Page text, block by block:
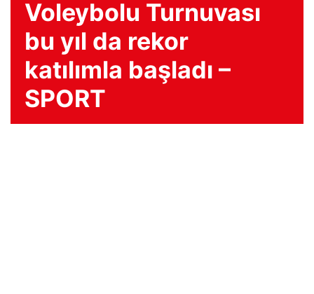
Voleybolu Turnuvası
bu yıl da rekor
katılımla başladı –
SPORT